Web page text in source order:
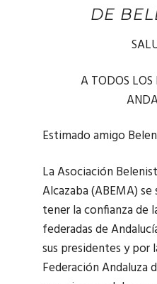
DE
A TODOS LOS
Estimado amigo
La Asociación
Alcazaba (ABEMA)
tener la confianza de
federadas de
sus presidentes y por
Federación Andaluza